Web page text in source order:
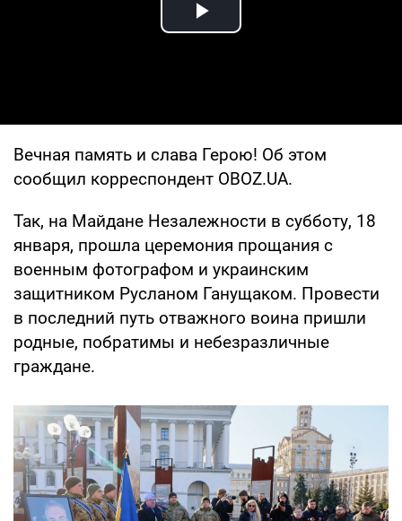
Play Video
Вечная память и слава Герою! Об этом
сообщил корреспондент OBOZ.UA.
Так, на Майдане Незалежности в субботу, 18
января, прошла церемония прощания с
военным фотографом и украинским
защитником Русланом Ганущаком. Провести
в последний путь отважного воина пришли
родные, побратимы и небезразличные
граждане.